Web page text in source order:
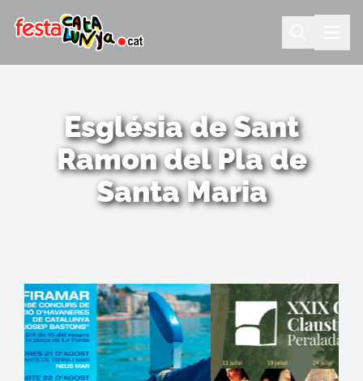
Església de Sant
Ramon del Pla de
Santa Maria